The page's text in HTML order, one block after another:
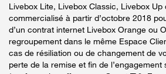
Livebox Lite, Livebox Classic, Livebox Up
commercialisé à partir d’octobre 2018
d’un contrat internet Livebox Orange ou
regroupement dans le même Espace
cas de résiliation ou de changement de
perte de la remise et fin de